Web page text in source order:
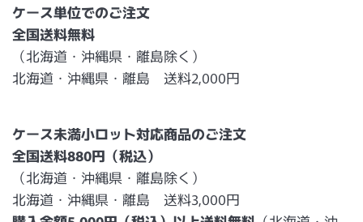
ケース単位でのご注文
全国送料無料
（北海道・沖縄県・離島除く）
北海道・沖縄県・離島 送料2,000円
ケース未満小ロット対応商品のご注文
全国送料880円（税込）
（北海道・沖縄県・離島除く）
北海道・沖縄県・離島 送料3,000円